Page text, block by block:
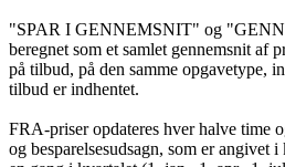
"SPAR I GENNEMSNIT" og
beregnet som et samlet gennemsnit af
på tilbud, på den samme opgavetype,
tilbud er indhentet.
FRA-priser opdateres hver halve time
og besparelsesudsagn, som er angivet